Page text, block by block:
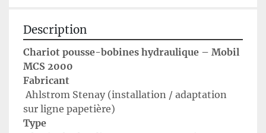
Description
Chariot pousse-bobines hydraulique – Mobil
MCS 2000
Fabricant
Ahlstrom Stenay (installation / adaptation
sur ligne papetière)
Type